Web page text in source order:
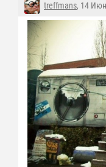
treffmans, 14